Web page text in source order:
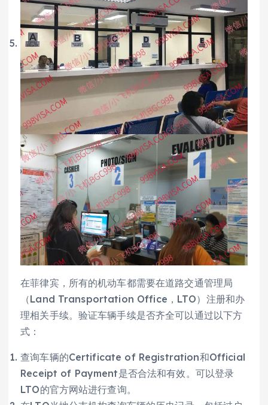
在菲律宾，所有的机动车都需要在道路交通管理局
（Land Transportation Office，LTO）注册和办
理相关手续。验证车辆手续是否齐全可以通过以下方
式：
查询车辆的Certificate of Registration和Official
Receipt of Payment是否合法和有效。可以登录
LTO的官方网站进行查询。